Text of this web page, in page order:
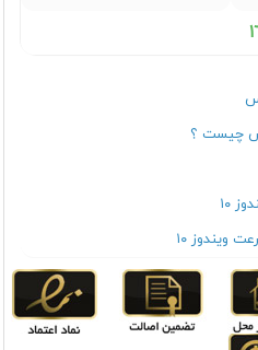
چیست ؟
۱۰
ویندوز ۱۰